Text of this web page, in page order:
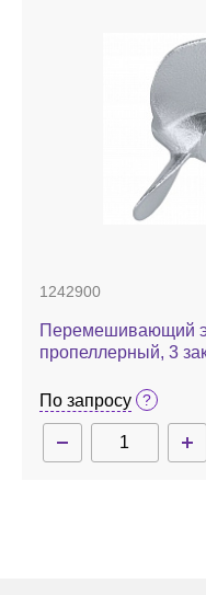
1242900
Перемешивающий
пропеллерный, 3
сталь, R 1401
По запросу